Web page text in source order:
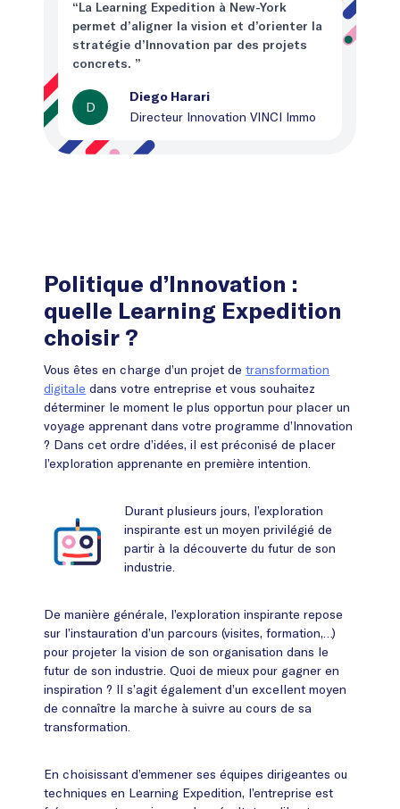
“La Learning Expedition à New-York
permet d’aligner la vision et d’orienter la
stratégie d’Innovation par des projets
concrets. ”
D
Diego Harari
Directeur Innovation VINCI Immo
Politique d’Innovation :
quelle Learning Expedition
choisir ?
Vous êtes en charge d’un projet detransformation
digitale dans votre entreprise et vous souhaitez
déterminer le moment le plus opportun pour placer un
voyage apprenant dans votre programme d’Innovation
? Dans cet ordre d’idées, il est préconisé de placer
l’exploration apprenante en première intention.
Durant plusieurs jours, l’exploration
inspirante est un moyen privilégié de
partir à la découverte du futur de son
industrie.
De manière générale, l’exploration inspirante repose
sur l’instauration d’un parcours (visites, formation,…)
pour projeter la vision de son organisation dans le
futur de son industrie. Quoi de mieux pour gagner en
inspiration ? Il s’agit également d’un excellent moyen
de connaître la marche à suivre au cours de sa
transformation.
En choisissant d’emmener ses équipes dirigeantes ou
techniques en Learning Expedition, l’entreprise est